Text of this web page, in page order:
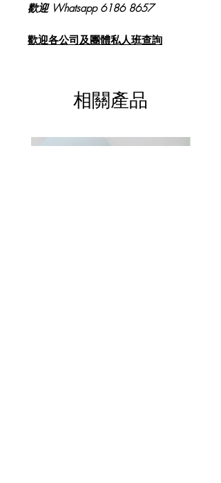
歡迎 Whatsapp 6186 8657
歡迎各公司及團體私人班查詢
相關產品